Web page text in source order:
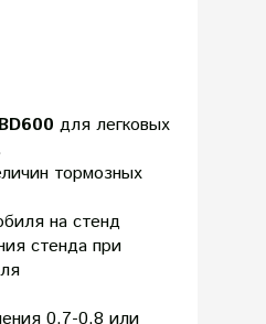
для легковых
тормозных
на стенд
стенда при